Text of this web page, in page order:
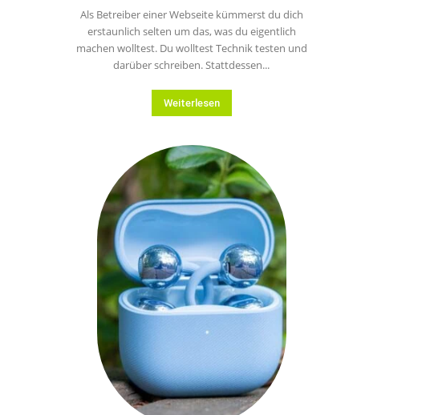
Als Betreiber einer Webseite kümmerst du dich
erstaunlich selten um das, was du eigentlich
machen wolltest. Du wolltest Technik testen und
darüber schreiben. Stattdessen...
Weiterlesen